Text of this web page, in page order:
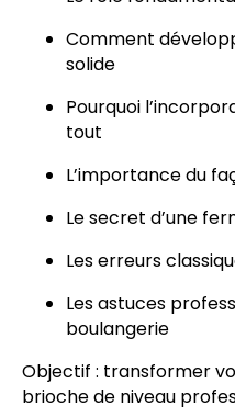
Comment
solide
Pourquoi
tout
L’importance du
Le secret d’une
Les erreurs
Les astuces
boulangerie
Objectif : transformer
brioche de niveau